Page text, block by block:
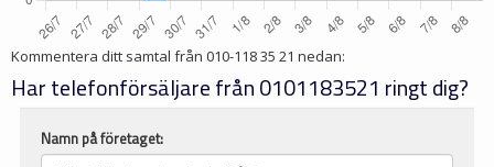
Kommentera ditt samtal från 010-118 35 21 nedan:
Har telefonförsäljare från 0101183521 ringt dig?
Namn på företaget: